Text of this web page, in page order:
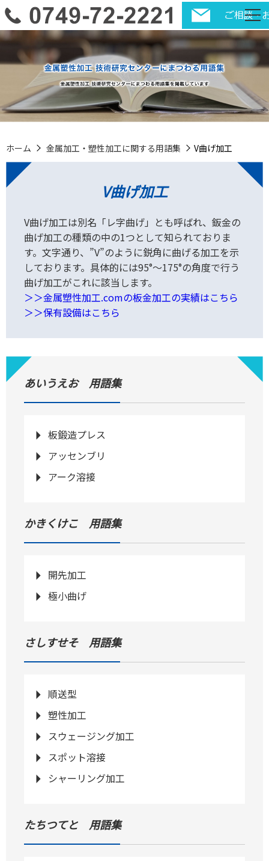
ホーム 金属加工・塑性加工に関する用語集 V曲げ加工
V曲げ加工
V曲げ加工は別名「レ字曲げ」とも呼ばれ、鈑金の
曲げ加工の種類の中の1つとして知られておりま
す。文字通り、”V”のように鋭角に曲げる加工を示
しております。具体的には95°～175°の角度で行う
曲げ加工がこれに該当します。
＞＞金属塑性加工.comの板金加工の実績はこちら
＞＞保有設備はこちら
あいうえお 用語集
板鍛造プレス
アッセンブリ
アーク溶接
かきくけこ 用語集
開先加工
極小曲げ
さしすせそ 用語集
順送型
塑性加工
スウェージング加工
スポット溶接
シャーリング加工
たちつてと 用語集